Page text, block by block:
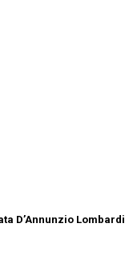
Lombardi